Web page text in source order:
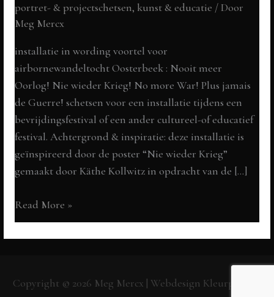
portret- & projectschetsen,kunst & educatie / Door
Meg Mercx
installatie in wording voortel voor
airbornewandeltocht Oosterbeek : Nooit meer
Oorlog! Nie wieder Krieg! No more War! Plus jamais
de Guerre! schetsen voor een installatie tijdens een
bevrijdingsfestival of een ander cultureel-of educatief
festival. Achtergrond & inspiratie: deze installatie is
geïnspireerd door de poster “Nie wieder Krieg”
gemaakt door Käthe Kollwitz in opdracht van de […]
Nie
wieder
krieg!
project
Read More »
Copyright © 2026 Meg Mercx | Webdesign Kleurpunt.nl